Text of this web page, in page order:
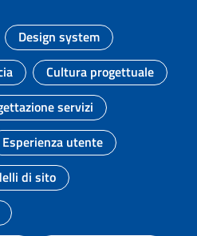
Argomento:
Design system
Argomento:
Cultura progettuale
Argomento:
servizi
Argomento:
Esperienza utente
Argomento:
di sito